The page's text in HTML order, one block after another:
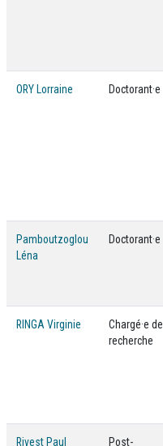
ORY Lorraine Doctorant·e
Pamboutzoglou
Léna
Doctorant·e
RINGA Virginie
Chargé·e de
recherche
Rivest Paul
Post-